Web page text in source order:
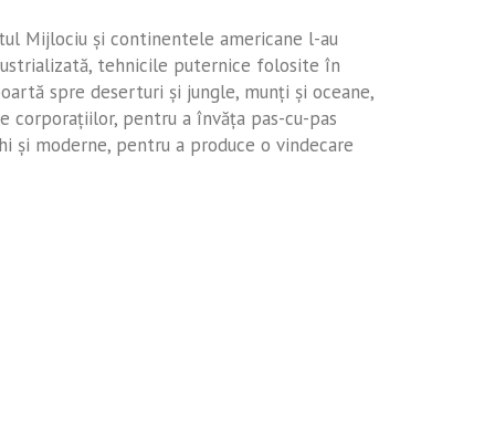
Mijlociu şi continentele americane l-au
tehnicile puternice folosite în
spre deserturi şi jungle, munţi şi oceane,
corporaţiilor, pentru a învăţa pas-cu-pas
şi moderne, pentru a produce o vindecare